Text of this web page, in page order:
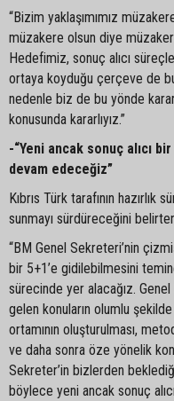
“Bizim yaklaşımımız
müzakere olsun diye
Hedefimiz, sonuç alıcı
ortaya koyduğu çerçeve de
nedenle biz de bu yönde
konusunda kararlıyız.”
-“Yeni ancak sonuç alıcı
devam edeceğiz”
Kıbrıs Türk tarafının hazırlık
sunmayı sürdüreceğini
“BM Genel Sekreteri’nin
bir 5+1’e gidilebilmesini
sürecinde yer alacağız.
gelen konuların olumlu
ortamının oluşturulması,
ve daha sonra öze yönelik
Sekreter’in bizlerden
böylece yeni ancak sonuç